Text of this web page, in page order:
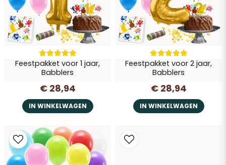
Vraag verzenden
Feestpakket voor 1 jaar,
Babblers
€ 28,94
IN WINKELWAGEN
Feestpakket voor 2 jaar,
Babblers
€ 28,94
IN WINKELWAGEN